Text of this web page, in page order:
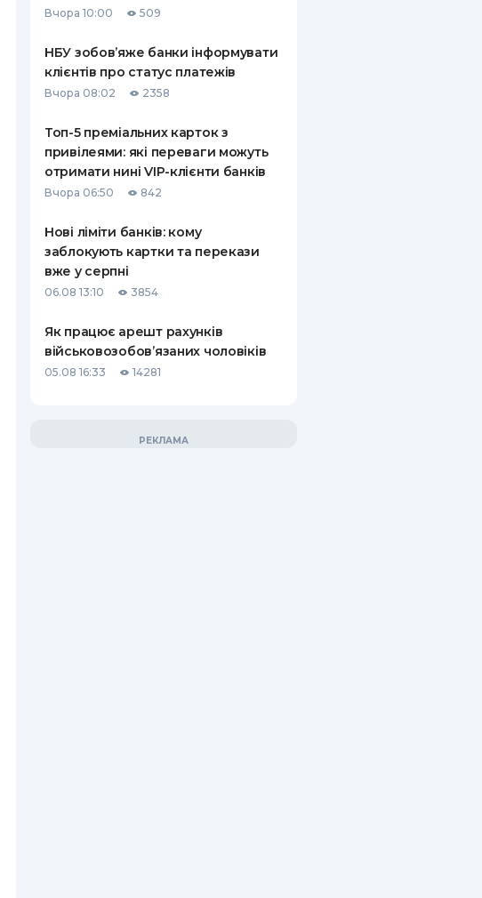
СТРАХУВАННЮ
ВСІ СТРАХОВІ ПОЛІСИ
ВІДГУКИ ПРО СТРАХОВІ
КОМПАНІЇ
КОНТАКТИ
Вчора 10:00 509
НБУ зобов’яже банки інформувати
клієнтів про статус платежів
Вчора 08:02 2358
Топ-5 преміальних карток з
привілеями: які переваги можуть
отримати нині VIP-клієнти банків
Вчора 06:50 842
Нові ліміти банків: кому
заблокують картки та перекази
вже у серпні
06.08 13:10 3854
Як працює арешт рахунків
військовозобов’язаних чоловіків
05.08 16:33 14281